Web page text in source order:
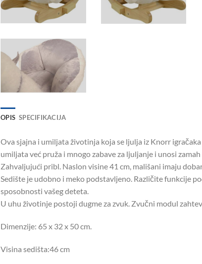
OPIS SPECIFIKACIJA
Ova sjajna i umiljata životinja koja se ljulja iz Knorr
umiljata već pruža i mnogo zabave za ljuljanje i unosi
Zahvaljujući pribl. Naslon visine 41 cm, mališani imaju
Sedište je udobno i meko podstavljeno. Različite funkcije
sposobnosti vašeg deteta.
U uhu životinje postoji dugme za zvuk. Zvučni modul
Dimenzije: 65 x 32 x 50 cm.
Visina sedišta:46 cm